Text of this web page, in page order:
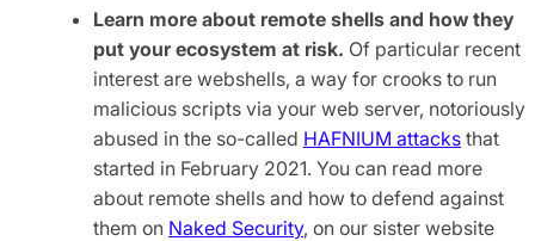
Learn more about remote shells and how they
put your ecosystem at risk. Of particular recent
interest are webshells, a way for crooks to run
malicious scripts via your web server, notoriously
abused in the so-called HAFNIUM attacks that
started in February 2021. You can read more
about remote shells and how to defend against
them on Naked Security, on our sister website